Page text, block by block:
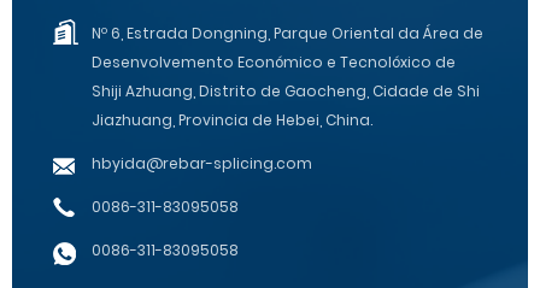
Nº 6, Estrada Dongning, Parque Oriental da Área de
Desenvolvemento Económico e Tecnolóxico de
Shiji Azhuang, Distrito de Gaocheng, Cidade de Shi
Jiazhuang, Provincia de Hebei, China.
hbyida@rebar-splicing.com
0086-311-83095058
0086-311-83095058